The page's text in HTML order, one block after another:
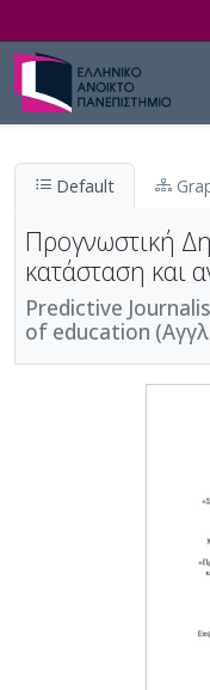
Default
Προγνωστική
κατάσταση και
Predictive
of education